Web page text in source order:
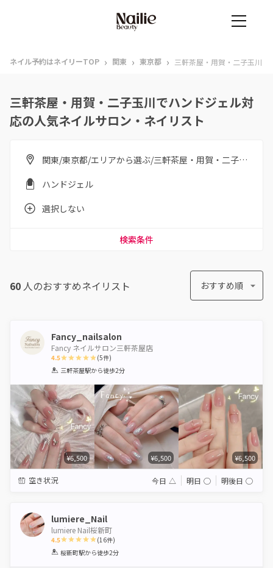
ネイル予約はネイリーTOP › 関東 › 東京都 › 三軒茶屋・用賀・二子玉川
三軒茶屋・用賀・二子玉川でハンドジェル対
応の人気ネイルサロン・ネイリスト
関東/東京都/エリアから選ぶ/三軒茶屋・用賀・二子玉川
ハンドジェル
選択しない
検索条件
60 人のおすすめネイリスト おすすめ順
Fancy_nailsalon
Fancy ネイルサロン三軒茶屋店
4.5
1 2 3 4 5
(5件)
三軒茶屋駅から徒歩2分
¥6,500 ¥6,500 ¥6,500
空き状況 今日 △ 明日 ◯ 明後日 ◯
lumiere_Nail
lumiere Nail桜新町
4.5
1 2 3 4 5
(16件)
桜新町駅から徒歩2分